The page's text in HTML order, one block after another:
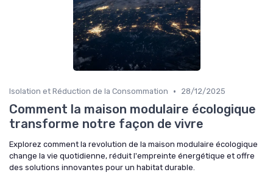
Isolation et Réduction de la Consommation • 28/12/2025
Comment la maison modulaire écologique
transforme notre façon de vivre
Explorez comment la revolution de la maison modulaire écologique
change la vie quotidienne, réduit l'empreinte énergétique et offre
des solutions innovantes pour un habitat durable.